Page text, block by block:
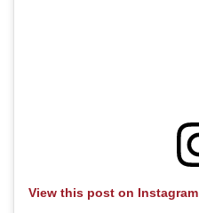
View this post on Instagram